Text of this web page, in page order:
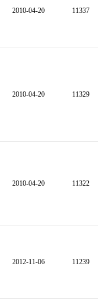
2010-04-20 11337
2010-04-20 11329
2010-04-20 11322
2012-11-06 11239